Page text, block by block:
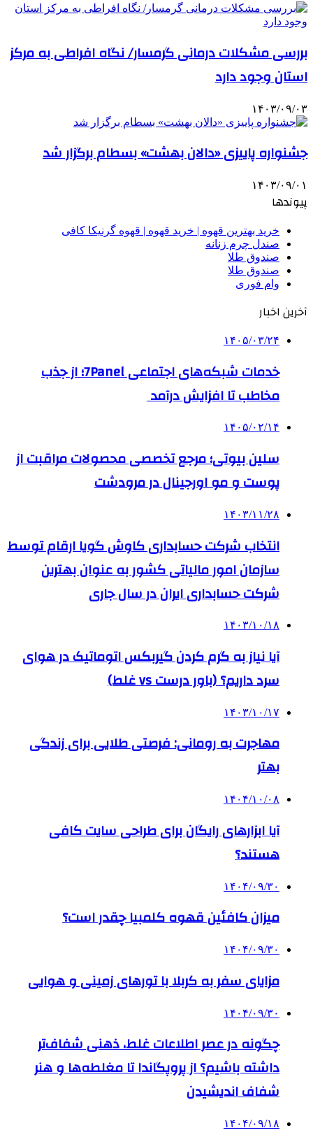
بررسی مشکلات درمانی گرمسار/ نگاه افراطی به مرکز
استان وجود دارد
۱۴۰۳/۰۹/۰۳
جشنواره پاییزی «دالان بهشت» بسطام برگزار شد
۱۴۰۳/۰۹/۰۱
پیوندها
خرید بهترین قهوه | خرید قهوه | قهوه گرنیکا کافی
صندل چرم زنانه
صندوق طلا
صندوق طلا
وام فوری
آخرین اخبار
۱۴۰۵/۰۳/۲۴
خدمات شبکه‌های اجتماعی 7Panel؛ از جذب
مخاطب تا افزایش درآمد
۱۴۰۵/۰۲/۱۴
سلین بیوتی؛ مرجع تخصصی محصولات مراقبت از
پوست و مو اورجینال در مرودشت
۱۴۰۳/۱۱/۲۸
انتخاب شرکت حسابداری کاوش گویا ارقام توسط
سازمان امور مالیاتی کشور به عنوان بهترین
شرکت حسابداری ایران در سال جاری
۱۴۰۳/۱۰/۱۸
آیا نیاز به گرم کردن گیربکس اتوماتیک در هوای
سرد داریم؟ (باور درست vs غلط)
۱۴۰۳/۱۰/۱۷
مهاجرت به رومانی: فرصتی طلایی برای زندگی
بهتر
۱۴۰۴/۱۰/۰۸
آیا ابزارهای رایگان برای طراحی سایت کافی
هستند؟
۱۴۰۴/۰۹/۳۰
میزان کافئین قهوه کلمبیا چقدر است؟
۱۴۰۴/۰۹/۳۰
مزایای سفر به کربلا با تورهای زمینی و هوایی
۱۴۰۴/۰۹/۳۰
چگونه در عصر اطلاعات غلط، ذهنی شفاف‌تر
داشته باشیم؟ از پروپگاندا تا مغلطه‌ها و هنر
شفاف اندیشیدن
۱۴۰۴/۰۹/۱۸